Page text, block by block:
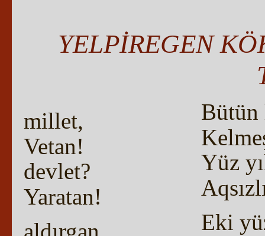
YELPİREGEN
Bütün
millet,
Vetan!
Yüz
devlet?
Yaratan!
Eki